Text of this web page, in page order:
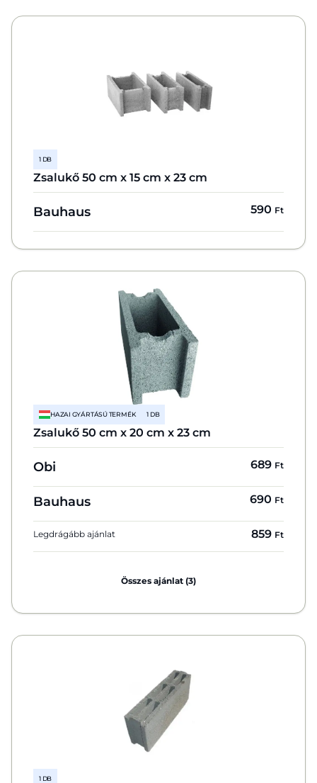
1 DB
Zsalukő 50 cm x 15 cm x 23 cm
Bauhaus 590 Ft
HAZAI GYÁRTÁSÚ TERMÉK 1 DB
Zsalukő 50 cm x 20 cm x 23 cm
Obi 689 Ft
Bauhaus 690 Ft
Legdrágább ajánlat 859 Ft
Összes ajánlat (3)
1 DB